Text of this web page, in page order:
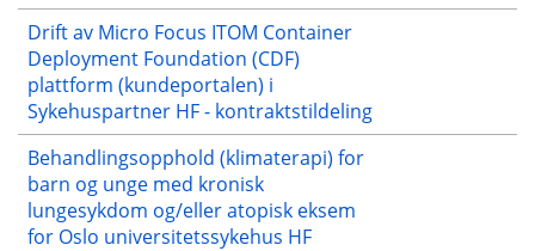
Drift av Micro Focus ITOM Container
Deployment Foundation (CDF)
plattform (kundeportalen) i
Sykehuspartner HF - kontraktstildeling
Behandlingsopphold (klimaterapi) for
barn og unge med kronisk
lungesykdom og/eller atopisk eksem
for Oslo universitetssykehus HF